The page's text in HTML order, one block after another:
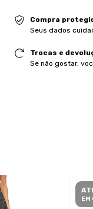
Compra
Seus dados
Trocas e
Se não gostar,
EM